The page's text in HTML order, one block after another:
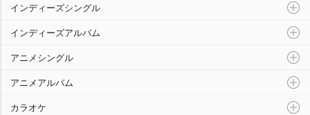
インディーズシングル
インディーズアルバム
アニメシングル
アニメアルバム
カラオケ